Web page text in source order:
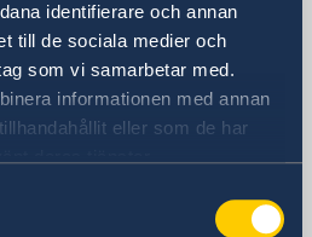
identifierare och annan
till de sociala medier och
som vi samarbetar med.
informationen med annan
eller som de har